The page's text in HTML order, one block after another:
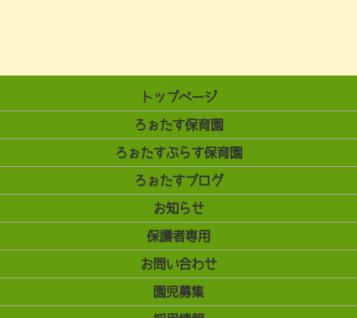
トップページ
ろぉたす保育園
ろぉたすぷらす保育園
ろぉたすブログ
お知らせ
保護者専用
お問い合わせ
園児募集